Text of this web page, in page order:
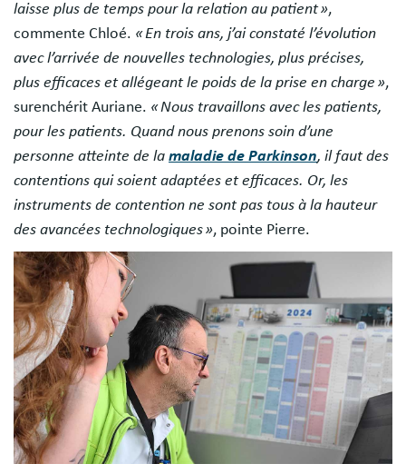
laisse plus de temps pour la relation au patient »,
commente Chloé. « En trois ans, j’ai constaté l’évolution
avec l’arrivée de nouvelles technologies, plus précises,
plus efficaces et allégeant le poids de la prise en charge »,
surenchérit Auriane. « Nous travaillons avec les patients,
pour les patients. Quand nous prenons soin d’une
personne atteinte de la maladie de Parkinson, il faut des
contentions qui soient adaptées et efficaces. Or, les
instruments de contention ne sont pas tous à la hauteur
des avancées technologiques », pointe Pierre.
Image